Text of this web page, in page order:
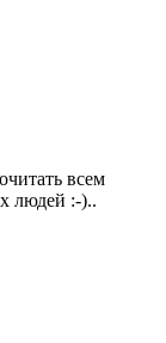
всем
людей :-)..